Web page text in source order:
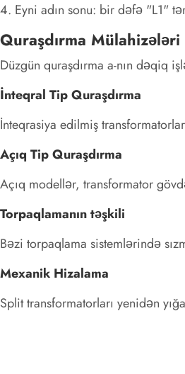
4. Eyni adın sonu: bir dəfə "L1"
Quraşdırma Mülahizələri
Düzgün quraşdırma a-nın dəqiq
İnteqral Tip Quraşdırma
İnteqrasiya edilmiş
Açıq Tip Quraşdırma
Açıq modellər, transformator
Torpaqlamanın təşkili
Bəzi torpaqlama sistemlərində
Mexanik Hizalama
Split transformatorları yenidən